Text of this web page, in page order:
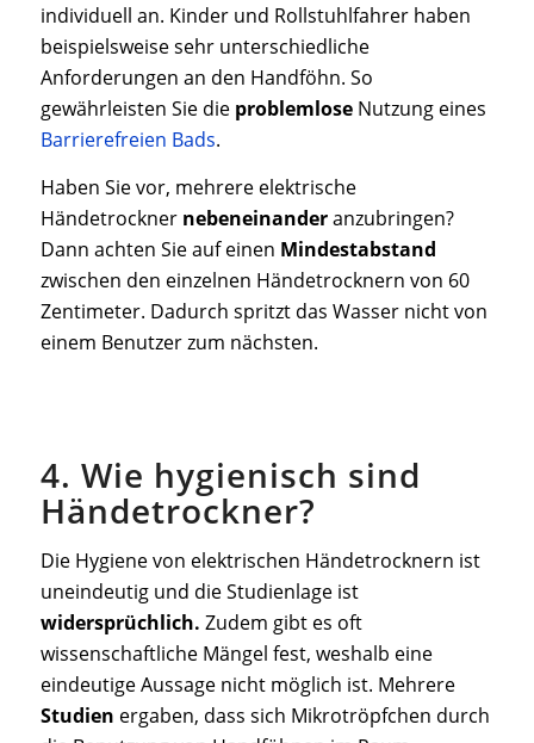
individuell an. Kinder und Rollstuhlfahrer haben
beispielsweise sehr unterschiedliche
Anforderungen an den Handföhn. So
gewährleisten Sie die problemloseNutzung eines
Barrierefreien Bads.
Haben Sie vor, mehrere elektrische
Händetrockner nebeneinanderanzubringen?
Dann achten Sie auf einen Mindestabstand
zwischen den einzelnen Händetrocknern von 60
Zentimeter. Dadurch spritzt das Wasser nicht von
einem Benutzer zum nächsten.
4. Wie hygienisch sind
Händetrockner?
Die Hygiene von elektrischen Händetrocknern ist
uneindeutig und die Studienlage ist
widersprüchlich. Zudem gibt es oft
wissenschaftliche Mängel fest, weshalb eine
eindeutige Aussage nicht möglich ist. Mehrere
Studien ergaben, dass sich Mikrotröpfchen durch